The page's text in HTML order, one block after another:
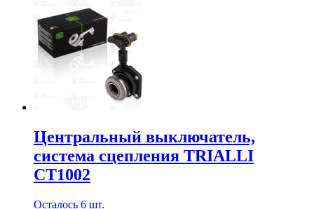
Центральный выключатель,
система сцепления TRIALLI
CT1002
Осталось 6 шт.